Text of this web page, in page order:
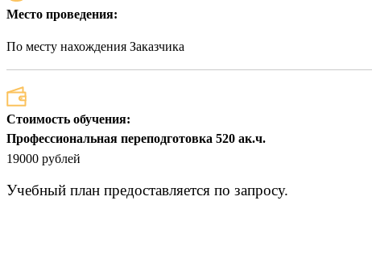
Место проведения:
По месту нахождения Заказчика
Стоимость обучения:
Профессиональная переподготовка 520 ак.ч.
19000 рублей
Учебный план предоставляется по запросу.